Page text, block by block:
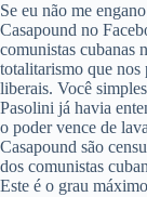
Se eu não me
Casapound no
comunistas cubanas
totalitarismo que nos
liberais. Você
Pasolini já havia
o poder vence de
Casapound são
dos comunistas
Este é o grau